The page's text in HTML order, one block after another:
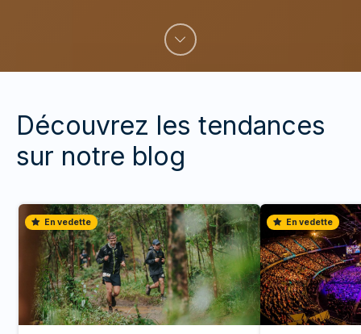
Découvrez les tendances
sur notre blog
En vedette En vedette